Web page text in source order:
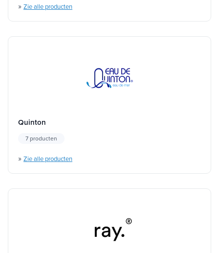
» Zie alle producten
Quinton
7 producten
» Zie alle producten